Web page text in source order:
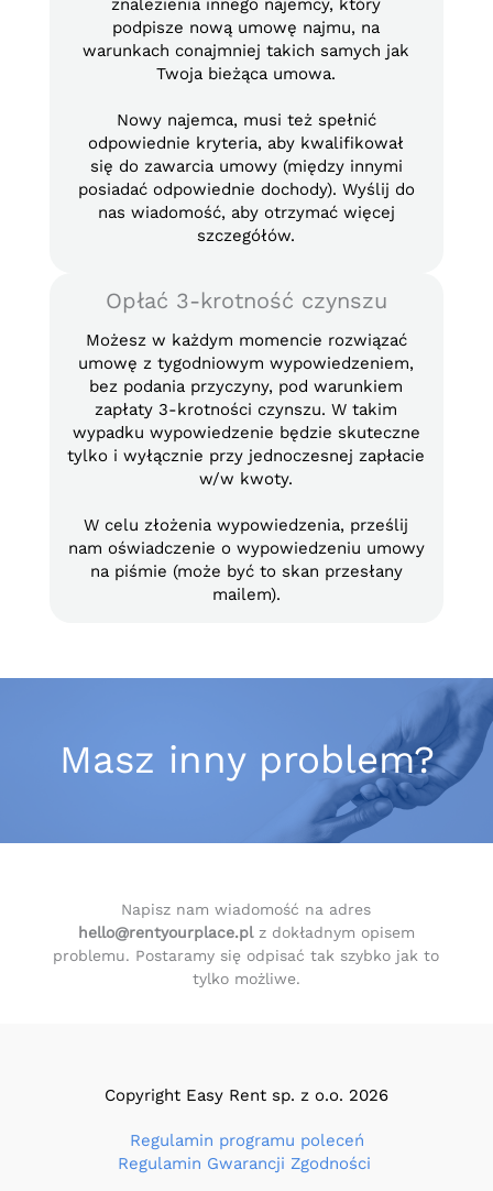
podpisze nową umowę najmu, na
warunkach conajmniej takich samych jak
Twoja bieżąca umowa.
Nowy najemca, musi też spełnić
odpowiednie kryteria, aby kwalifikował
się do zawarcia umowy (między innymi
posiadać odpowiednie dochody). Wyślij do
nas wiadomość, aby otrzymać więcej
szczegółów.
Opłać 3-krotność czynszu
Możesz w każdym momencie rozwiązać
umowę z tygodniowym wypowiedzeniem,
bez podania przyczyny, pod warunkiem
zapłaty 3-krotności czynszu. W takim
wypadku wypowiedzenie będzie skuteczne
tylko i wyłącznie przy jednoczesnej zapłacie
w/w kwoty.
W celu złożenia wypowiedzenia, prześlij
nam oświadczenie o wypowiedzeniu umowy
na piśmie (może być to skan przesłany
mailem).
Masz inny problem?
Napisz nam wiadomość na adres
hello@rentyourplace.plz dokładnym opisem
problemu. Postaramy się odpisać tak szybko jak to
tylko możliwe.
Copyright Easy Rent sp. z o.o. 2026
Regulamin programu poleceń
Regulamin Gwarancji Zgodności